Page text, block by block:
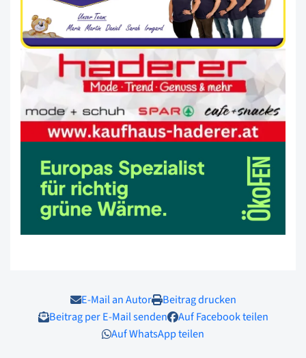
E-Mail an Autor
Beitrag drucken
Beitrag per E-Mail senden
Auf Facebook teilen
Auf WhatsApp teilen